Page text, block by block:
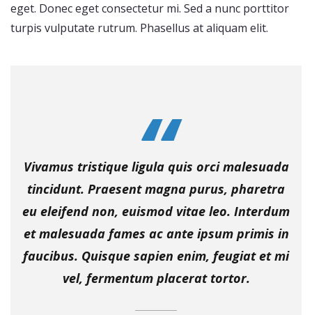
eget. Donec eget consectetur mi. Sed a nunc porttitor
turpis vulputate rutrum. Phasellus at aliquam elit.
Vivamus tristique ligula quis orci malesuada
tincidunt. Praesent magna purus, pharetra
eu eleifend non, euismod vitae leo. Interdum
et malesuada fames ac ante ipsum primis in
faucibus. Quisque sapien enim, feugiat et mi
vel, fermentum placerat tortor.